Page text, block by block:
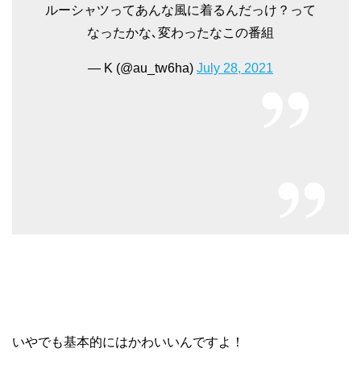
ルーシャツってあんな風に着るんだっけ？って
なったかな､変わったなこの番組
— K (@au_tw6ha) July 28, 2021
いやでも基本的にはかわいいんですよ！